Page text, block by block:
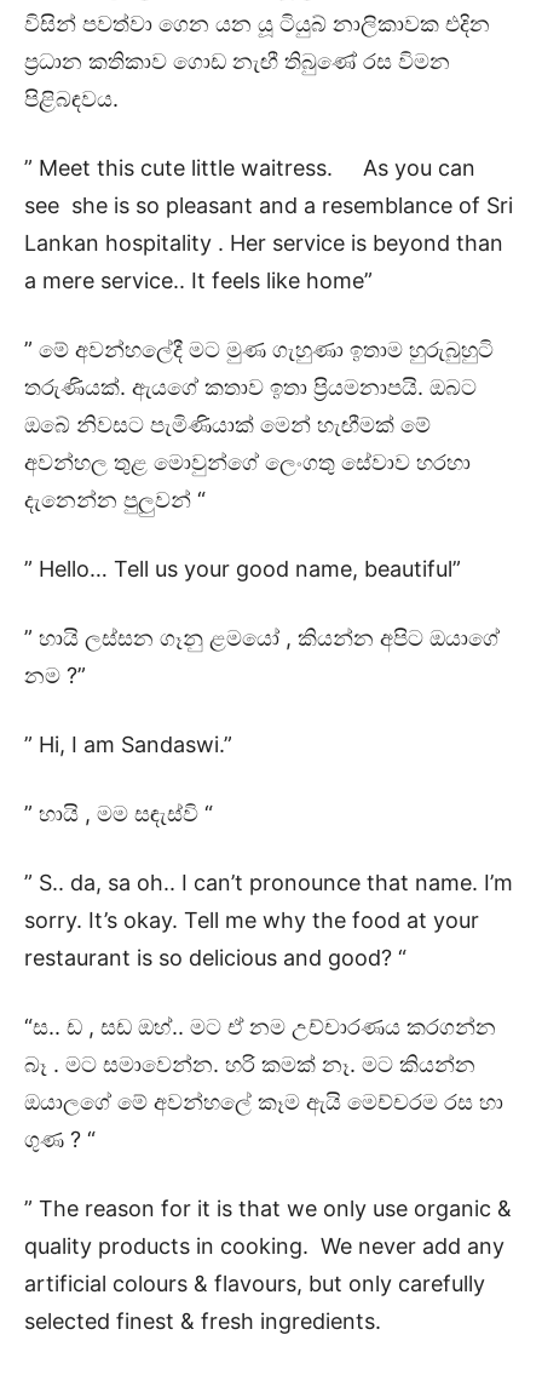
විසින් පවත්වා ගෙන යන යූ ටියුබ් නාලිකාවක එදින
ප්‍රධාන කතිකාව ගොඩ නැඟී තිබුණේ රස විමන
පිළිබඳවය.
” Meet this cute little waitress. As you can
see she is so pleasant and a resemblance of Sri
Lankan hospitality . Her service is beyond than
a mere service.. It feels like home”
” මේ අවන්හලේදී මට මුණ ගැහුණා ඉතාම හුරුබුහුටි
තරුණියක්. ඇයගේ කතාව ඉතා ප්‍රියමනාපයි. ඔබට
ඔබේ නිවසට පැමිණියාක් මෙන් හැඟීමක් මේ
අවන්හල තුළ මොවුන්ගේ ලෙංගතු සේවාව හරහා
දැනෙන්න පුලුවන් “
” Hello… Tell us your good name, beautiful”
” හායි ලස්සන ගෑනු ළමයෝ , කියන්න අපිට ඔයාගේ
නම ?”
” Hi, I am Sandaswi.”
” හායි , මම සඳැස්වි “
” S.. da, sa oh.. I can’t pronounce that name. I’m
sorry. It’s okay. Tell me why the food at your
restaurant is so delicious and good? “
“ස.. ඩ , සඩ ඔහ්.. මට ඒ නම උච්චාරණය කරගන්න
බෑ . මට සමාවෙන්න. හරි කමක් නෑ. මට කියන්න
ඔයාලගේ මේ අවන්හලේ කෑම ඇයි මෙච්චරම රස හා
ගුණ ? “
” The reason for it is that we only use organic &
quality products in cooking. We never add any
artificial colours & flavours, but only carefully
selected finest & fresh ingredients.